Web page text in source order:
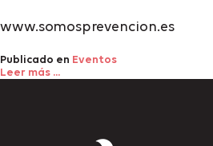
www.somosprevencion.es
Publicado en Eventos
Leer más ...